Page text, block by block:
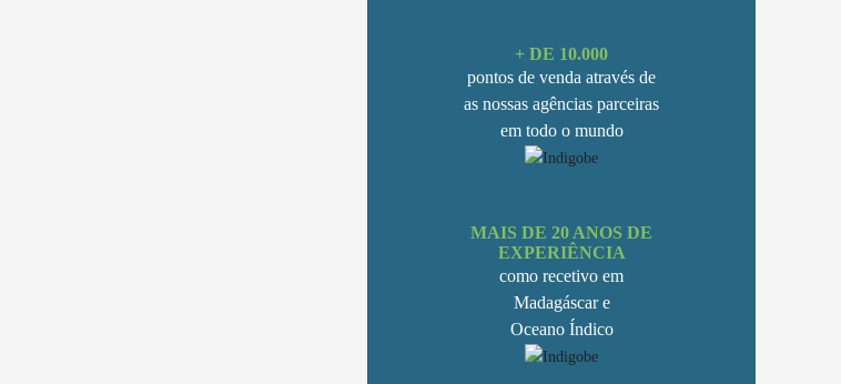
+ DE 10.000
pontos de venda através de
as nossas agências parceiras
em todo o mundo
MAIS DE 20 ANOS DE
EXPERIÊNCIA
como recetivo em
Madagáscar e
Oceano Índico